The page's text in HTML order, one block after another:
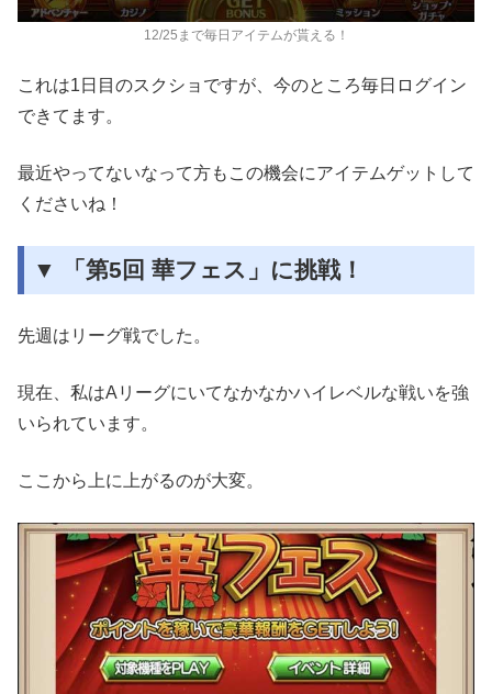
12/25まで毎日アイテムが貰える！
これは1日目のスクショですが、今のところ毎日ログイン
できてます。
最近やってないなって方もこの機会にアイテムゲットして
くださいね！
▼ 「第5回 華フェス」に挑戦！
先週はリーグ戦でした。
現在、私はAリーグにいてなかなかハイレベルな戦いを強
いられています。
ここから上に上がるのが大変。